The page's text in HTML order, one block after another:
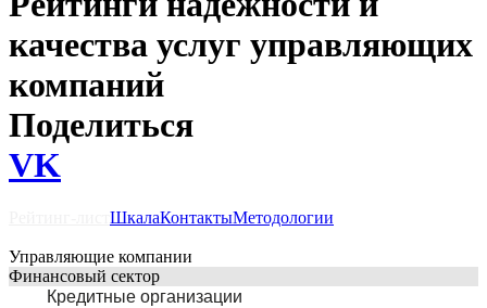
качества услуг управляющих
компаний
Поделиться
VK
ШкалаКонтактыМетодологии
Управляющие компании
Финансовый сектор
Кредитные организации